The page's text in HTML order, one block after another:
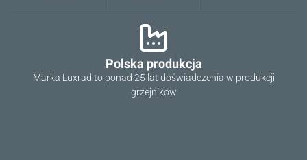
Polska produkcja
Marka Luxrad to ponad 25 lat doświadczenia w produkcji
grzejników